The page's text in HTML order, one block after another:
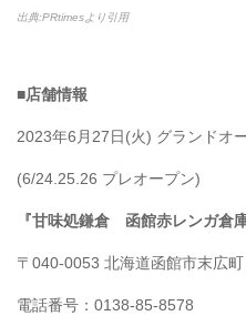
出典:PRtimesより引用
■店舗情報
2023年6月27日(火) グランドオ
(6/24.25.26 プレオープン)
『甘味処鎌倉 函館赤レンガ倉庫
〒040-0053 北海道函館市末広
電話番号：0138-85-8578